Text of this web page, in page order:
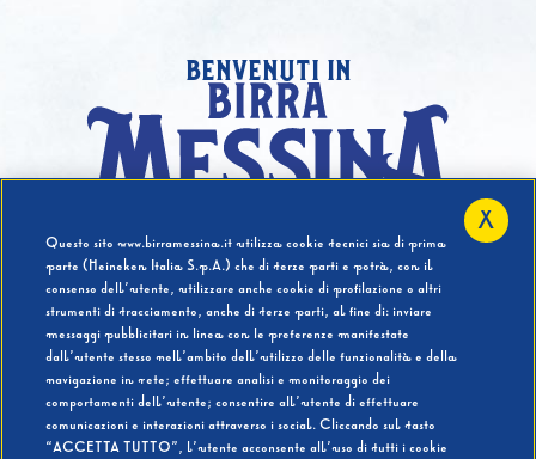
benvenuti in
Hai compiuto 18 Anni?
SI NO
Questo sito www.birramessina.it utilizza cookie tecnici sia di prima
parte (Heineken Italia S.p.A.) che di terze parti e potrà, con il
consenso dell’utente, utilizzare anche cookie di profilazione o altri
strumenti di tracciamento, anche di terze parti, al fine di: inviare
messaggi pubblicitari in linea con le preferenze manifestate
dall’utente stesso nell’ambito dell’utilizzo delle funzionalità e della
navigazione in rete; effettuare analisi e monitoraggio dei
comportamenti dell’utente; consentire all’utente di effettuare
comunicazioni e interazioni attraverso i social. Cliccando sul tasto
“ACCETTA TUTTO”, l’utente acconsente all’uso di tutti i cookie
X